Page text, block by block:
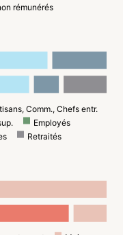
rémunérés
Comm., Chefs entr.
Employés
Retraités